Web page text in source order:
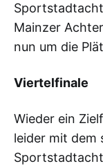
Mainzer
nun um die
Viertelfinale
Wieder ein
leider mit dem